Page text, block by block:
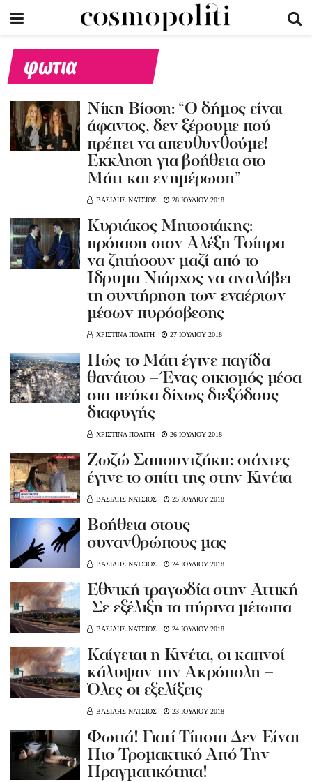
φωτια
Νίκη Βίσση: “Ο δήμος είναι
άφαντος, δεν ξέρουμε πού
πρέπει να απευθυνθούμε!
Έκκληση για βοήθεια στο
Μάτι και ενημέρωση”
ΒΑΣΙΛΗΣ ΝΑΤΣΙΟΣ 28 ΙΟΥΛΙΟΥ 2018
Κυριάκος Μητσοτάκης:
πρόταση στον Αλέξη Τσίπρα
να ζητήσουν μαζί από το
Ίδρυμα Νιάρχος να αναλάβει
τη συντήρηση των εναέριων
μέσων πυρόσβεσης
ΧΡΙΣΤΙΝΑ ΠΟΛΙΤΗ 27 ΙΟΥΛΙΟΥ 2018
Πώς το Μάτι έγινε παγίδα
θανάτου – Ένας οικισμός μέσα
στα πεύκα δίχως διεξόδους
διαφυγής
ΧΡΙΣΤΙΝΑ ΠΟΛΙΤΗ 26 ΙΟΥΛΙΟΥ 2018
Ζωζώ Σαπουντζάκη: στάχτες
έγινε το σπίτι της στην Κινέτα
ΒΑΣΙΛΗΣ ΝΑΤΣΙΟΣ 25 ΙΟΥΛΙΟΥ 2018
Βοήθεια στους
συνανθρώπους μας
ΒΑΣΙΛΗΣ ΝΑΤΣΙΟΣ 24 ΙΟΥΛΙΟΥ 2018
Εθνική τραγωδία στην Αττική
-Σε εξέλιξη τα πύρινα μέτωπα
ΒΑΣΙΛΗΣ ΝΑΤΣΙΟΣ 24 ΙΟΥΛΙΟΥ 2018
Kαίγεται η Κινέτα, οι καπνοί
κάλυψαν την Ακρόπολη –
Όλες οι εξελίξεις
ΒΑΣΙΛΗΣ ΝΑΤΣΙΟΣ 23 ΙΟΥΛΙΟΥ 2018
Φωτιά! Γιατί Τίποτα Δεν Είναι
Πιο Τρομακτικό Από Την
Πραγματικότητα!